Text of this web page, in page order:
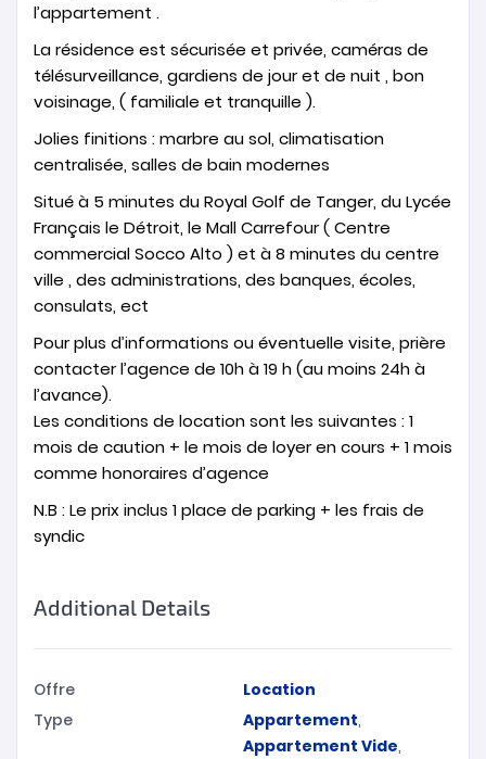
l’appartement .
La résidence est sécurisée et privée, caméras de
télésurveillance, gardiens de jour et de nuit , bon
voisinage, ( familiale et tranquille ).
Jolies finitions : marbre au sol, climatisation
centralisée, salles de bain modernes
Situé à 5 minutes du Royal Golf de Tanger, du Lycée
Français le Détroit, le Mall Carrefour ( Centre
commercial Socco Alto ) et à 8 minutes du centre
ville , des administrations, des banques, écoles,
consulats, ect
Pour plus d’informations ou éventuelle visite, prière
contacter l’agence de 10h à 19 h (au moins 24h à
l’avance).
Les conditions de location sont les suivantes : 1
mois de caution + le mois de loyer en cours + 1 mois
comme honoraires d’agence
N.B : Le prix inclus 1 place de parking + les frais de
syndic
Additional Details
Offre
Location
Type
Appartement,
Appartement Vide,